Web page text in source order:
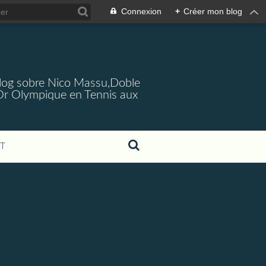
Connexion + Créer mon blog
sobre Nico Massu,Doble
Olympique en Tennis aux